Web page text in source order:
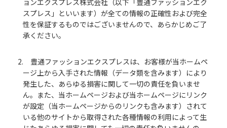
ョンエクスプレス株式会社（以下「豊通ファッションエク
スプレス」といいます）が全ての情報の正確性および完全
性を保証するものではございませんので、あらかじめご了
承ください。
2. 豊通ファッションエクスプレスは、お客様が当ホームペ
ージ上から入手された情報（データ類を含みます）により
発生した、あらゆる損害に関して一切の責任を負いませ
ん。また、当ホームページおよび当ホームページにリンク
が設定（当ホームページからのリンクも含みます）されて
いる他のサイトから取得された各種情報の利用によって生